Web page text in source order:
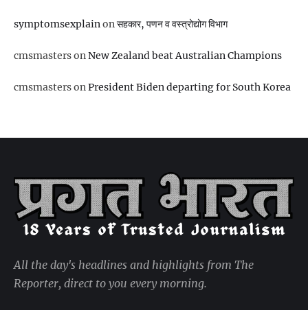
symptomsexplainonसहकार, पणन व वस्‍त्रोद्योग विभाग
cmsmastersonNew Zealand beat Australian Champions
cmsmastersonPresident Biden departing for South Korea
All the day's headlines and highlights from The
Reporter, direct to you every morning.